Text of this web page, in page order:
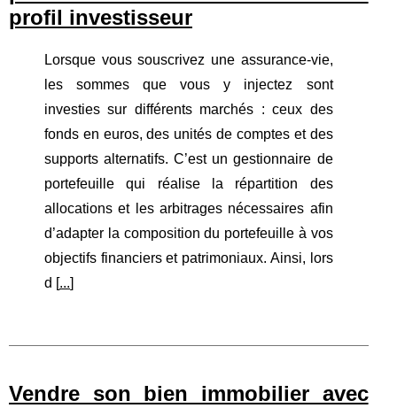
profil investisseur
Lorsque vous souscrivez une assurance-vie,
les sommes que vous y injectez sont
investies sur différents marchés : ceux des
fonds en euros, des unités de comptes et des
supports alternatifs. C’est un gestionnaire de
portefeuille qui réalise la répartition des
allocations et les arbitrages nécessaires afin
d’adapter la composition du portefeuille à vos
objectifs financiers et patrimoniaux. Ainsi, lors
d [...]
Vendre son bien immobilier avec